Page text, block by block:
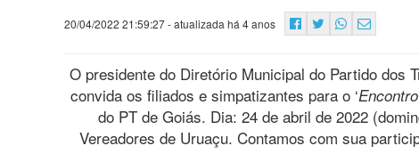
20/04/2022 21:59:27- atualizada há 4 anos
O presidente do Diretório Municipal do Partido dos
convida os filiados e simpatizantes para o ‘
do PT de Goiás. Dia: 24 de abril de 2022
Vereadores de Uruaçu. Contamos com sua